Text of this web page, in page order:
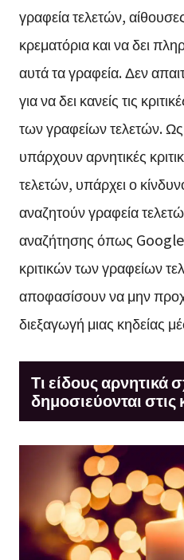
γραφεία τελετών,
κρεματόρια και να δει
αυτά τα γραφεία. Δεν
για να δει κανείς τις
των γραφείων τελετών.
υπάρχουν αρνητικές
τελετών, υπάρχει ο
αναζητούν γραφεία
αναζήτησης όπως
κριτικών των γραφείων
αποφασίσουν να μην
διεξαγωγή μιας κηδείας
Τι είδους αρνητικά
δημοσιεύονται στις